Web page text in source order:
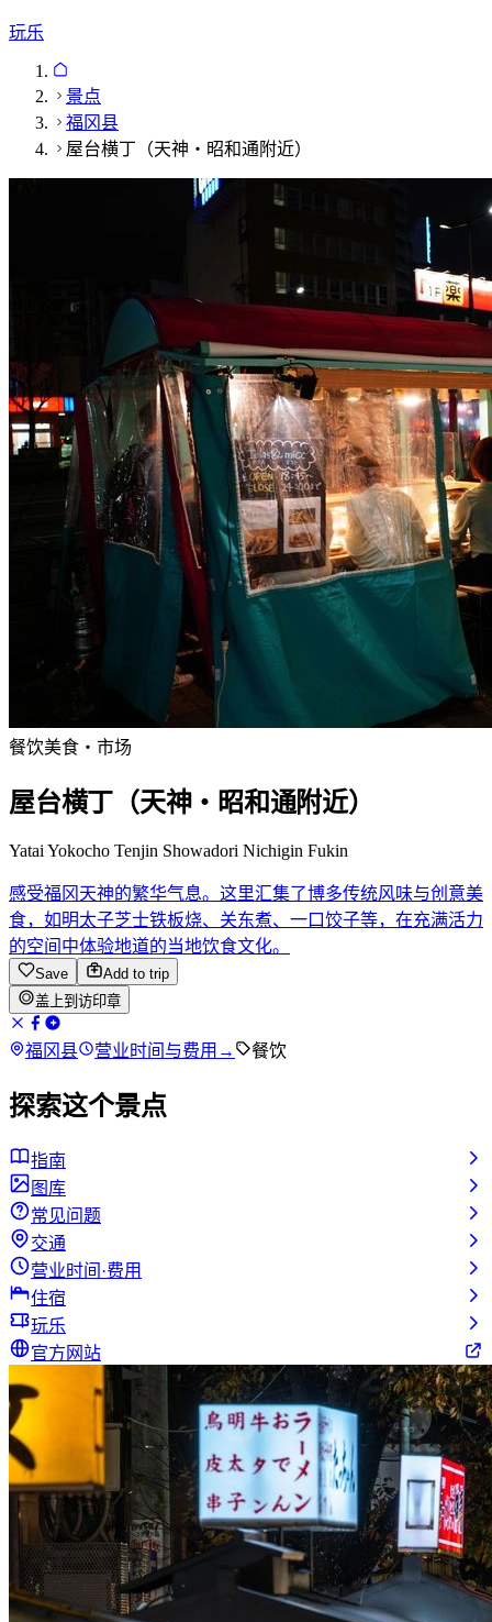
玩乐
景点
福冈县
屋台横丁（天神・昭和通附近）
餐饮美食・市场
屋台横丁（天神・昭和通附近）
Yatai Yokocho Tenjin Showadori Nichigin Fukin
感受福冈天神的繁华气息。这里汇集了博多传统风味与创意美
食，如明太子芝士铁板烧、关东煮、一口饺子等，在充满活力
的空间中体验地道的当地饮食文化。
Save
Add to trip
盖上到访印章
福冈县 营业时间与费用 → 餐饮
探索这个景点
指南
图库
常见问题
交通
营业时间·费用
住宿
玩乐
官方网站